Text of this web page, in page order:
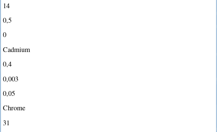
14
0,5
0
Cadmium
0,4
0,003
0,05
Chrome
31